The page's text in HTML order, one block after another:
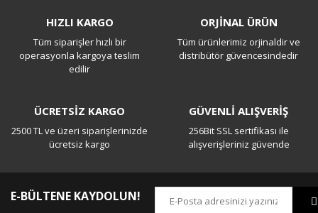
HIZLI KARGO
Tüm siparişler hızlı bir
operasyonla kargoya teslim
edilir
ORJİNAL ÜRÜN
Tüm ürünlerimiz orjinaldir ve
distribütör güvencesindedir
ÜCRETSİZ KARGO
2500 TL ve üzeri siparişlerinizde
ücretsiz kargo
GÜVENLİ ALIŞVERİŞ
256Bit SSL sertifikası ile
alışverişleriniz güvende
E-BÜLTENE KAYDOLUN!